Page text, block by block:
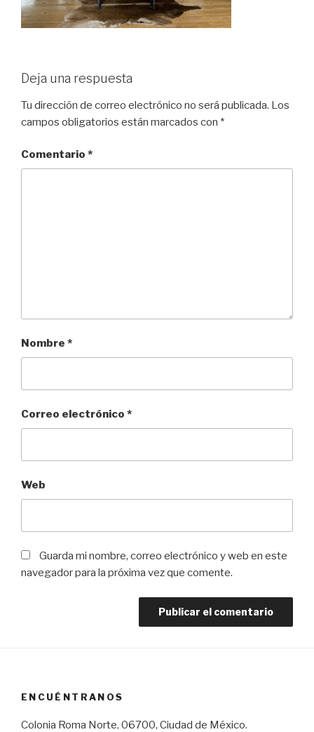
Deja una respuesta
Tu dirección de correo electrónico no será publicada. Los
campos obligatorios están marcados con *
Comentario *
Nombre *
Correo electrónico *
Web
Guarda mi nombre, correo electrónico y web en este
navegador para la próxima vez que comente.
ENCUÉNTRANOS
Colonia Roma Norte, 06700, Ciudad de México.